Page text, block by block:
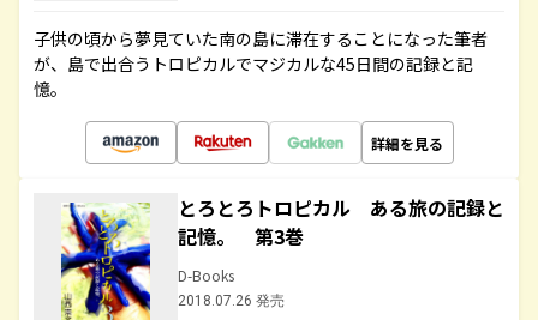
子供の頃から夢見ていた南の島に滞在することになった筆者
が、島で出合うトロピカルでマジカルな45日間の記録と記
憶。
詳細を見る
とろとろトロピカル ある旅の記録と
記憶。 第3巻
D-Books
2018.07.26 発売